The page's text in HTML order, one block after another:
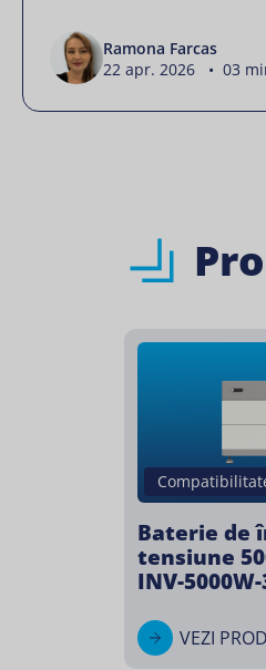
Ramona Farcas
22 apr. 2026 • 03
Baterie de
tensiune
INV-5000W-
VEZI